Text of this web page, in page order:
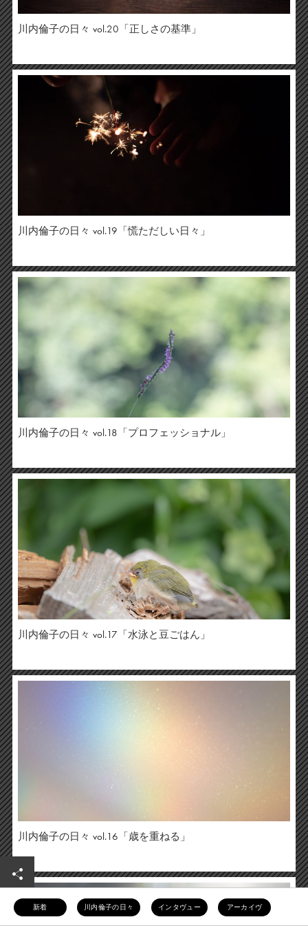
川内倫子の日々 vol.20「正しさの基準」
川内倫子の日々 vol.19「慌ただしい日々」
川内倫子の日々 vol.18「プロフェッショナル」
川内倫子の日々 vol.17「水泳と豆ごはん」
川内倫子の日々 vol.16「歳を重ねる」
新着 川内倫子の日々 インタヴュー アーカイヴ